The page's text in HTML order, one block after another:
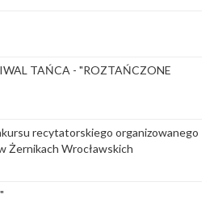
TAŃCA - "ROZTAŃCZONE
recytatorskiego organizowanego
Żernikach Wrocławskich